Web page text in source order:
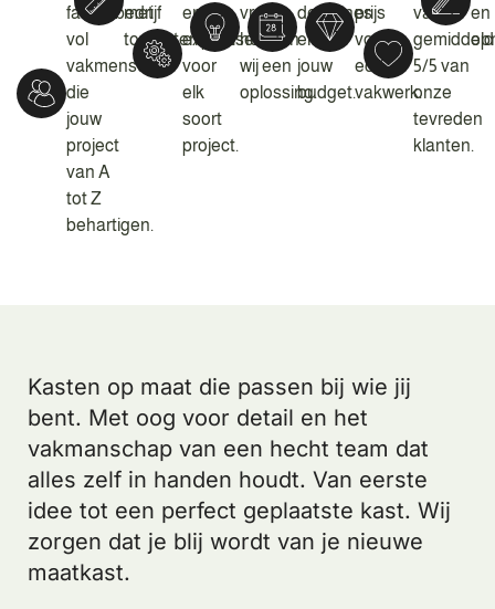
familiebedrijf
vol
vakmensen
die
jouw
project
van A
tot Z
behartigen.
met
topmaterialen.
en
expertise
voor
elk
soort
project.
vraag
hebben
wij een
oplossing.
deadlines
en
jouw
budget.
prijs
voor
echt
vakwerk.
van
gemiddeld
5/5 van
onze
tevreden
klanten.
en
Kasten op maat die passen bij wie jij
bent. Met oog voor detail en het
vakmanschap van een hecht team dat
alles zelf in handen houdt. Van eerste
idee tot een perfect geplaatste kast. Wij
zorgen dat je blij wordt van je nieuwe
maatkast.